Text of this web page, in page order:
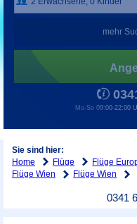
mehr
Mo-So 09:00-22:00
Sie sind hier:
Home
Flüge Flüge
Flüge Wien
Flüge Wien
0341